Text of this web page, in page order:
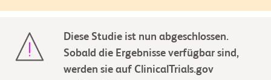
Diese Studie ist nun abgeschlossen.
Sobald die Ergebnisse verfügbar sind,
werden sie auf ClinicalTrials.gov